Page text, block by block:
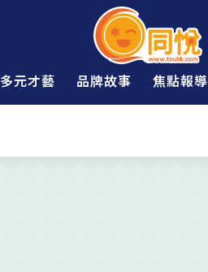
多元才藝 品牌故事 焦點報導